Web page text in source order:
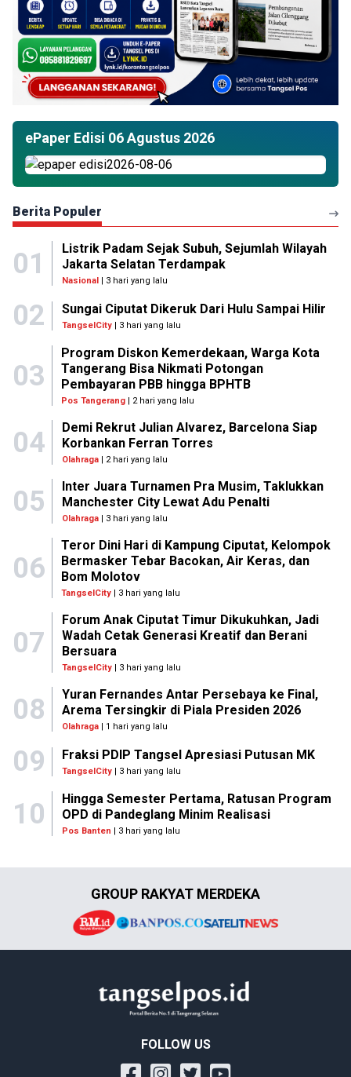
ePaper Edisi 06 Agustus 2026
Berita Populer
01
Listrik Padam Sejak Subuh, Sejumlah Wilayah
Jakarta Selatan Terdampak
Nasional| 3 hari yang lalu
02 Sungai Ciputat Dikeruk Dari Hulu Sampai Hilir
TangselCity | 3 hari yang lalu
03
Program Diskon Kemerdekaan, Warga Kota
Tangerang Bisa Nikmati Potongan
Pembayaran PBB hingga BPHTB
Pos Tangerang | 2 hari yang lalu
04
Demi Rekrut Julian Alvarez, Barcelona Siap
Korbankan Ferran Torres
Olahraga| 2 hari yang lalu
05
Inter Juara Turnamen Pra Musim, Taklukkan
Manchester City Lewat Adu Penalti
Olahraga| 3 hari yang lalu
06
Teror Dini Hari di Kampung Ciputat, Kelompok
Bermasker Tebar Bacokan, Air Keras, dan
Bom Molotov
TangselCity | 3 hari yang lalu
07
Forum Anak Ciputat Timur Dikukuhkan, Jadi
Wadah Cetak Generasi Kreatif dan Berani
Bersuara
TangselCity| 3 hari yang lalu
08
Yuran Fernandes Antar Persebaya ke Final,
Arema Tersingkir di Piala Presiden 2026
Olahraga| 1 hari yang lalu
09 Fraksi PDIP Tangsel Apresiasi Putusan MK
TangselCity | 3 hari yang lalu
10
Hingga Semester Pertama, Ratusan Program
OPD di Pandeglang Minim Realisasi
Pos Banten | 3 hari yang lalu
GROUP RAKYAT MERDEKA
FOLLOW US